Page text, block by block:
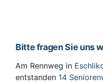
Bitte fragen Sie uns
Am Rennweg in
entstanden 14